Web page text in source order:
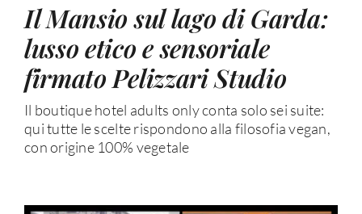
Il Mansio sul lago di Garda:
lusso etico e sensoriale
firmato Pelizzari Studio
Il boutique hotel adults only conta solo sei suite:
qui tutte le scelte rispondono alla filosofia vegan,
con origine 100% vegetale